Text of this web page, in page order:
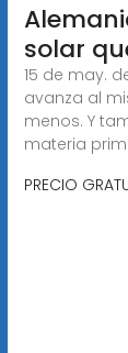
solar
15 de may.
avanza al
menos. Y
materia
PRECIO